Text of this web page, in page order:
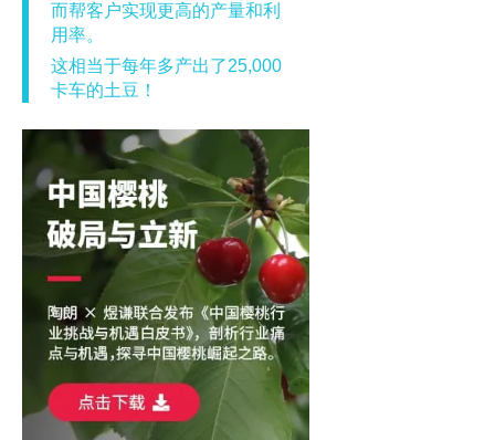
而帮客户实现更高的产量和利
用率。
这相当于每年多产出了25,000
卡车的土豆！